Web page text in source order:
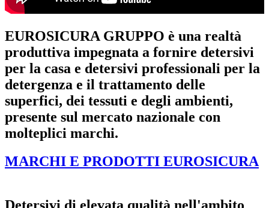
EUROSICURA GRUPPO è una realtà
produttiva impegnata a fornire detersivi
per la casa e detersivi professionali per la
detergenza e il trattamento delle
superfici, dei tessuti e degli ambienti,
presente sul mercato nazionale con
molteplici marchi.
MARCHI E PRODOTTI EUROSICURA